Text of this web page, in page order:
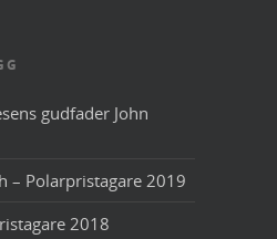
gudfader John
– Polarpristagare 2019
2018